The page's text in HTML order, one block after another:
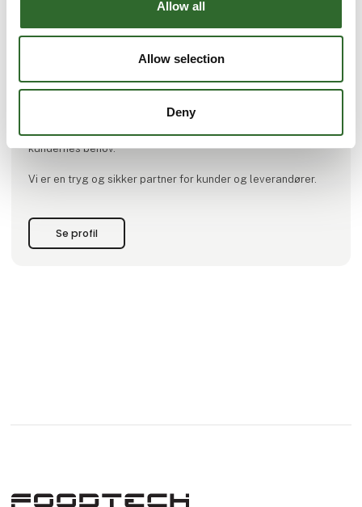
Allow all
Allow selection
Deny
Tryg og sikker kemikaliehåndtering for alle
Vi leverer erfarings- og evidensbaseret viden inden for
industri, offentlig forvaltning og myndigheder. Gennem salg
af højtydende og miljøtilpassede produkter sikrer vi
kundernes behov.
Vi er en tryg og sikker partner for kunder og leverandører.
Se profil